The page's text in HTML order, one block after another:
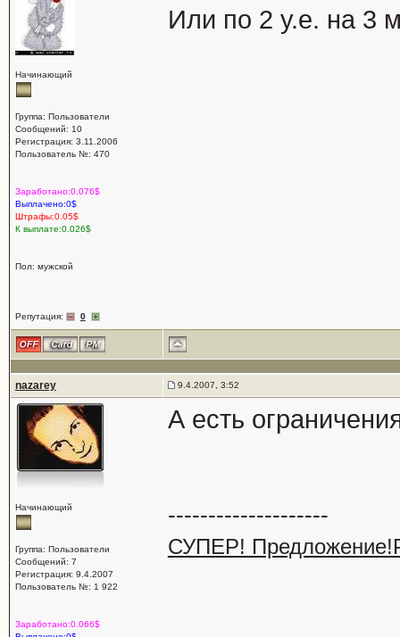
Начинающий
Группа: Пользователи
Сообщений: 10
Регистрация: 3.11.2006
Пользователь №: 470
Заработано:0.076$
Выплачено:0$
Штрафы:0.05$
К выплате:0.026$
Пол: мужской
Репутация: 0
Или по 2 у.е. на 3
nazarey 9.4.2007, 3:52
Начинающий
Группа: Пользователи
Сообщений: 7
Регистрация: 9.4.2007
Пользователь №: 1 922
Заработано:0.066$
А есть
--------------------
СУПЕР!